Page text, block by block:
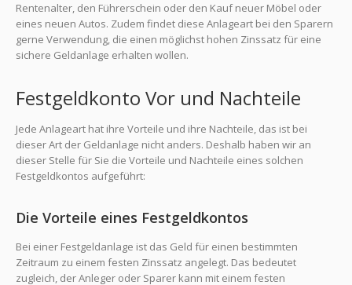
Rentenalter, den Führerschein oder den Kauf neuer Möbel oder
eines neuen Autos. Zudem findet diese Anlageart bei den Sparern
gerne Verwendung, die einen möglichst hohen Zinssatz für eine
sichere Geldanlage erhalten wollen.
Festgeldkonto Vor und Nachteile
Jede Anlageart hat ihre Vorteile und ihre Nachteile, das ist bei
dieser Art der Geldanlage nicht anders. Deshalb haben wir an
dieser Stelle für Sie die Vorteile und Nachteile eines solchen
Festgeldkontos aufgeführt:
Die Vorteile eines Festgeldkontos
Bei einer Festgeldanlage ist das Geld für einen bestimmten
Zeitraum zu einem festen Zinssatz angelegt. Das bedeutet
zugleich, der Anleger oder Sparer kann mit einem festen